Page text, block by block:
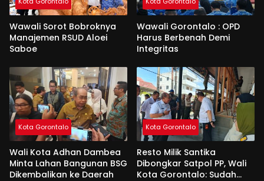
Wawali Sorot Bobroknya
Manajemen RSUD Aloei
Saboe
Wawali Gorontalo : OPD
Harus Berbenah Demi
Integritas
Kota Gorontalo
Wali Kota Adhan Dambea
Minta Lahan Bangunan BSG
Dikembalikan ke Daerah
Kota Gorontalo
Resto Milik Santika
Dibongkar Satpol PP, Wali
Kota Gorontalo: Sudah